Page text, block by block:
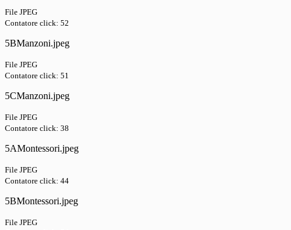
File JPEG
Contatore click: 52
5BManzoni.jpeg
File JPEG
Contatore click: 51
5CManzoni.jpeg
File JPEG
Contatore click: 38
5AMontessori.jpeg
File JPEG
Contatore click: 44
5BMontessori.jpeg
File JPEG